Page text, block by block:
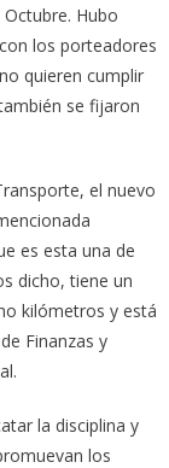
Hubo
los porteadores
quieren cumplir
se fijaron
el nuevo
es esta una de
dicho, tiene un
kilómetros y está
Finanzas y
la disciplina y
los